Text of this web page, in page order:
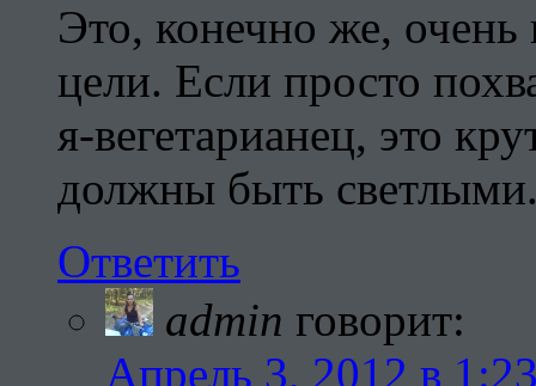
Это, конечно же, очень
цели. Если просто
я-вегетарианец, это
должны быть
Ответить
admin говорит:
Апрель 3, 2012 в